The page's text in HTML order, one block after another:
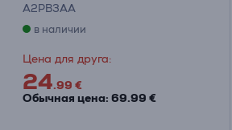
A2PB3AA
в наличии
Цена для друга:
24.99 €
Обычная цена: 69.99 €